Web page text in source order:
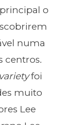
o
numa
centros.
varietyfoi
muito
Lee